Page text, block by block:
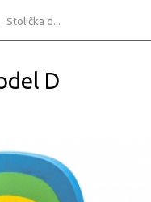
Stolička d...
D